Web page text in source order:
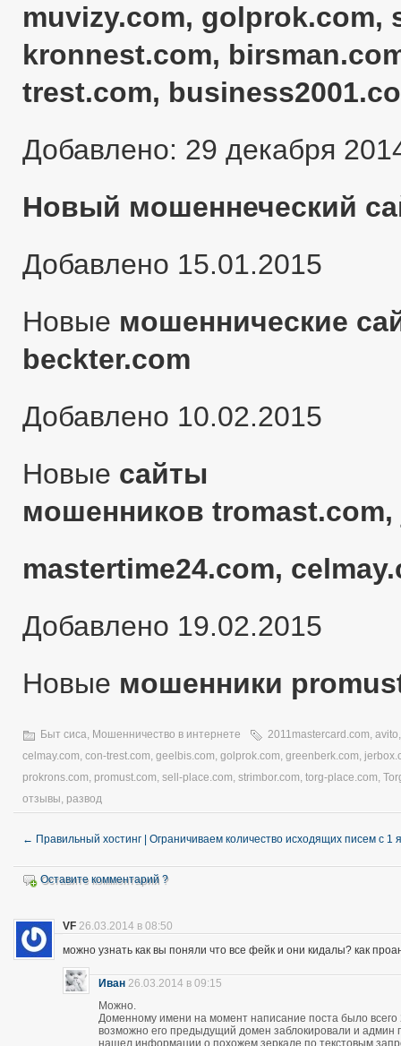
muvizy.com, golprok.com,
kronnest.com,
trest.com,
Добавлено: 29 декабря
Новый мошеннеческий
Добавлено 15.01.2015
Новые мошеннические
beckter.com
Добавлено 10.02.2015
Новые сайты
мошенников
mastertime24.com,
Добавлено 19.02.2015
Новые мошенники
Быт сиса, Мошенничество в интернете 2011mastercard.com, avito
celmay.com, con-trest.com, geelbis.com, golprok.com, greenberk.com,
prokrons.com, promust.com, sell-place.com, strimbor.com, torg-place.com,
отзывы, развод
← Правильный хостинг | Ограничиваем количество исходящих писем с 1
Оставите комментарий ?
VF 26.03.2014 в 08:50
можно узнать как вы поняли что все фейк и они кидалы? как
Иван 26.03.2014 в 09:15
Можно.
Доменному имени на момент написание поста было
возможно его предыдущий домен заблокировали и админ
нашел информации о похожем зеркале по текстовым